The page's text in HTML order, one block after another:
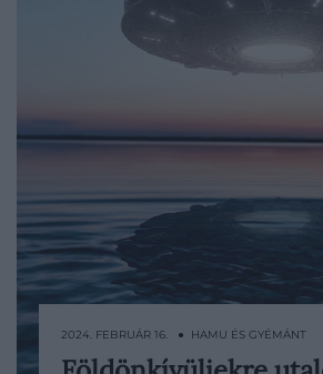
2024. FEBRUÁR 16. ● HAMU ÉS GYÉMÁNT